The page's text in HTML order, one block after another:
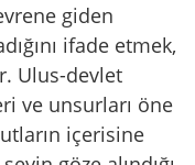
giden
ifade etmek,
Ulus-devlet
ve unsurları öne
içerisine